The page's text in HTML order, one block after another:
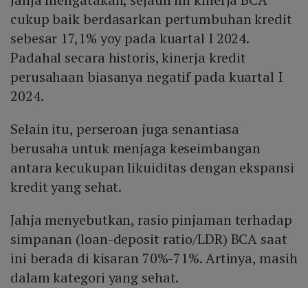
cukup baik berdasarkan pertumbuhan kredit
sebesar 17,1% yoy pada kuartal I 2024.
Padahal secara historis, kinerja kredit
perusahaan biasanya negatif pada kuartal I
2024.
Selain itu, perseroan juga senantiasa
berusaha untuk menjaga keseimbangan
antara kecukupan likuiditas dengan ekspansi
kredit yang sehat.
Jahja menyebutkan, rasio pinjaman terhadap
simpanan (loan-deposit ratio/LDR) BCA saat
ini berada di kisaran 70%-71%. Artinya, masih
dalam kategori yang sehat.